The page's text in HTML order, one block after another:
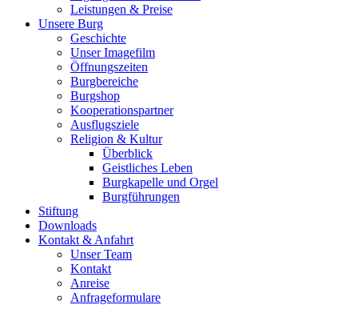
Leistungen & Preise
Unsere Burg
Geschichte
Unser Imagefilm
Öffnungszeiten
Burgbereiche
Burgshop
Kooperationspartner
Ausflugsziele
Religion & Kultur
Überblick
Geistliches Leben
Burgkapelle und Orgel
Burgführungen
Stiftung
Downloads
Kontakt & Anfahrt
Unser Team
Kontakt
Anreise
Anfrageformulare